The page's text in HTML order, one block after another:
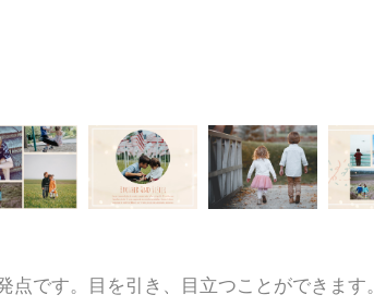
です。目を引き、目立つことができます。